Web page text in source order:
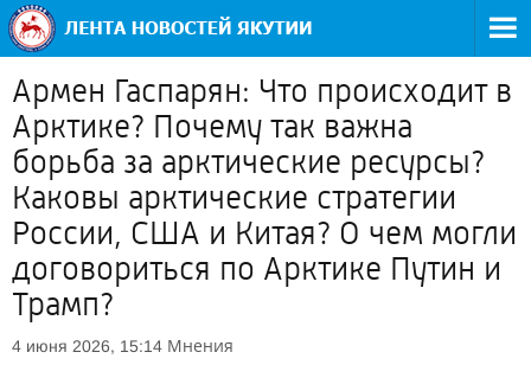
Армен Гаспарян: Что происходит в
Арктике? Почему так важна
борьба за арктические ресурсы?
Каковы арктические стратегии
России, США и Китая? О чем могли
договориться по Арктике Путин и
Трамп?
4 июня 2026, 15:14 Мнения